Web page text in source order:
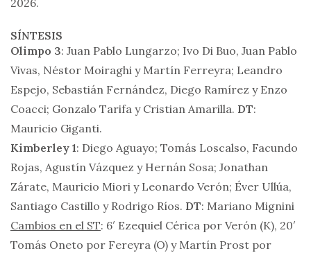
2026.
SÍNTESIS
Olimpo 3: Juan Pablo Lungarzo; Ivo Di Buo, Juan Pablo
Vivas, Néstor Moiraghi y Martín Ferreyra; Leandro
Espejo, Sebastián Fernández, Diego Ramírez y Enzo
Coacci; Gonzalo Tarifa y Cristian Amarilla. DT:
Mauricio Giganti.
Kimberley 1: Diego Aguayo; Tomás Loscalso, Facundo
Rojas, Agustín Vázquez y Hernán Sosa; Jonathan
Zárate, Mauricio Miori y Leonardo Verón; Éver Ullúa,
Santiago Castillo y Rodrigo Ríos. DT: Mariano Mignini
Cambios en el ST: 6′ Ezequiel Cérica por Verón (K), 20′
Tomás Oneto por Fereyra (O) y Martín Prost por